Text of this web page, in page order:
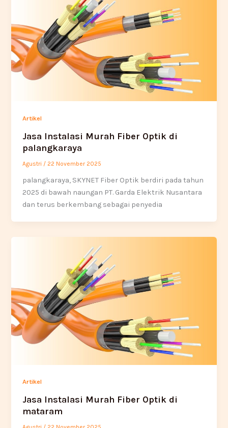
Artikel
Jasa Instalasi Murah Fiber Optik di
palangkaraya
Agustri / 22 November 2025
palangkaraya, SKYNET Fiber Optik berdiri pada tahun
2025 di bawah naungan PT. Garda Elektrik Nusantara
dan terus berkembang sebagai penyedia
Artikel
Jasa Instalasi Murah Fiber Optik di
mataram